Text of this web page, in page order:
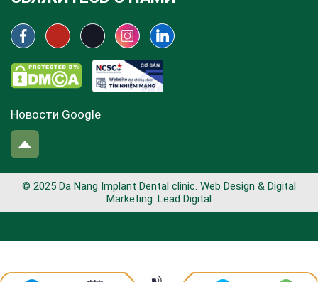
Новости Google
© 2025 Da Nang Implant Dental clinic. Web Design & Digital
Marketing: Lead Digital